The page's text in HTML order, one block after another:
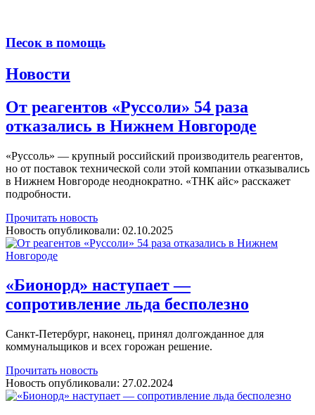
Песок в помощь
Новости
От реагентов «Руссоли» 54 раза
отказались в Нижнем Новгороде
«Руссоль» — крупный российский производитель реагентов,
но от поставок технической соли этой компании отказывались
в Нижнем Новгороде неоднократно. «ТНК айс» расскажет
подробности.
Прочитать новость
Новость опубликовали: 02.10.2025
«Бионорд» наступает —
сопротивление льда бесполезно
Санкт-Петербург, наконец, принял долгожданное для
коммунальщиков и всех горожан решение.
Прочитать новость
Новость опубликовали: 27.02.2024